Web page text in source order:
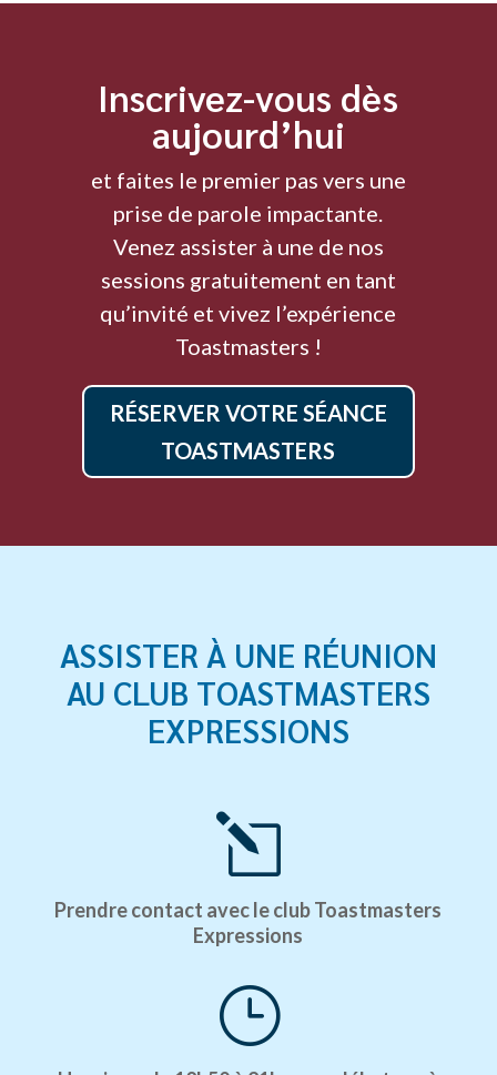
Inscrivez-vous dès
aujourd’hui
et faites le premier pas vers une
prise de parole impactante.
Venez assister à une de nos
sessions gratuitement en tant
qu’invité et vivez l’expérience
Toastmasters !
RÉSERVER VOTRE SÉANCE
TOASTMASTERS
ASSISTER À UNE RÉUNION
AU CLUB TOASTMASTERS
EXPRESSIONS
l
Prendre contact avec le club Toastmasters
Expressions
}